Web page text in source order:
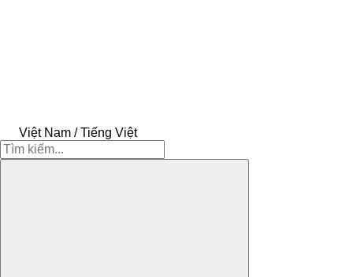
Việt Nam / Tiếng Việt